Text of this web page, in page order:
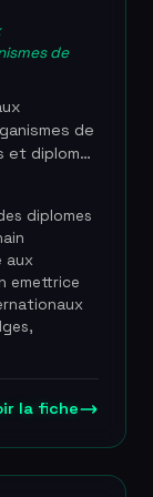
de
de
diplomes
et Vincent
de 254
et s'est
educatif.
de vie
gestion,
a
diplomes
aux
emettrice
la fiche